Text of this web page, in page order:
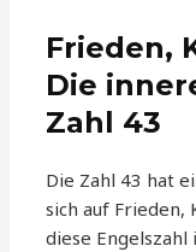
Frieden,
Die
Zahl 43
Die Zahl 43 hat
sich auf Frieden,
diese